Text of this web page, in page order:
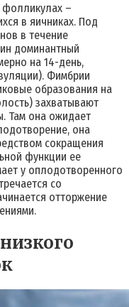
фолликулах –
в яичниках. Под
в течение
доминантный
на 14-день,
Фимбрии
образования на
захватывают
Там она ожидает
она
сокращения
функции ее
у оплодотворенного
со
отторжение